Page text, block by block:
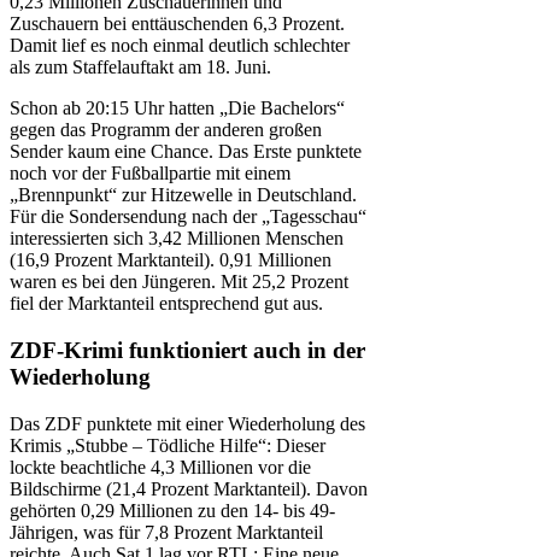
Zuschauern bei enttäuschenden 6,3 Prozent.
Damit lief es noch einmal deutlich schlechter
als zum Staffelauftakt am 18. Juni.
Schon ab 20:15 Uhr hatten „Die Bachelors“
gegen das Programm der anderen großen
Sender kaum eine Chance. Das Erste punktete
noch vor der Fußballpartie mit einem
„Brennpunkt“ zur Hitzewelle in Deutschland.
Für die Sondersendung nach der „Tagesschau“
interessierten sich 3,42 Millionen Menschen
(16,9 Prozent Marktanteil). 0,91 Millionen
waren es bei den Jüngeren. Mit 25,2 Prozent
fiel der Marktanteil entsprechend gut aus.
ZDF-Krimi funktioniert auch in der
Wiederholung
Das ZDF punktete mit einer Wiederholung des
Krimis „Stubbe – Tödliche Hilfe“: Dieser
lockte beachtliche 4,3 Millionen vor die
Bildschirme (21,4 Prozent Marktanteil). Davon
gehörten 0,29 Millionen zu den 14- bis 49-
Jährigen, was für 7,8 Prozent Marktanteil